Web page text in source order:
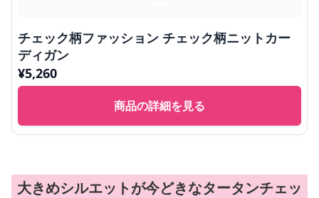
チェック柄ファッション チェック柄ニットカー
ディガン
¥5,260
商品の詳細を見る
大きめシルエットが今どきなタータンチェッ